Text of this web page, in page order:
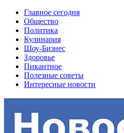
Главное сегодня
Общество
Политика
Кулинария
Шоу-Бизнес
Здоровье
Пикантное
Полезные советы
Интересные новости